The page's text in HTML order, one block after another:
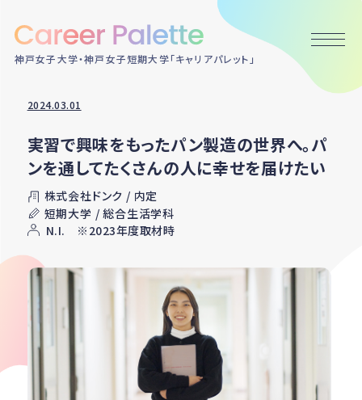
神戸女子大学・神戸女子短期大学「キャリアパレット」
2024.03.01
実習で興味をもったパン製造の世界へ。パ
ンを通してたくさんの人に幸せを届けたい
株式会社ドンク / 内定
短期大学 / 総合生活学科
N.I. ※2023年度取材時